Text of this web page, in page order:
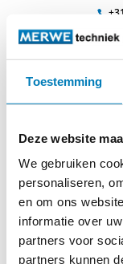
Toestemming
Deze website
We gebruiken
personaliseren,
en om ons
informatie over
partners voor
partners kunnen
Veelzijdig
isomil-